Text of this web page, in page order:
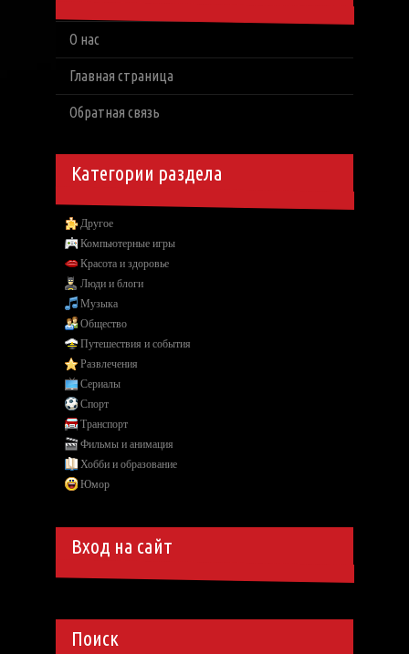
О нас
Главная страница
Обратная связь
Категории раздела
Другое
Компьютерные игры
Красота и здоровье
Люди и блоги
Музыка
Общество
Путешествия и события
Развлечения
Сериалы
Спорт
Транспорт
Фильмы и анимация
Хобби и образование
Юмор
Вход на сайт
Поиск